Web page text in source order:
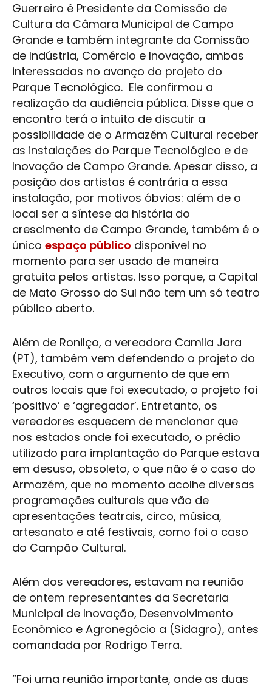
Guerreiro é Presidente da Comissão de
Cultura da Câmara Municipal de Campo
Grande e também integrante da Comissão
de Indústria, Comércio e Inovação, ambas
interessadas no avanço do projeto do
Parque Tecnológico. Ele confirmou a
realização da audiência pública. Disse que o
encontro terá o intuito de discutir a
possibilidade de o Armazém Cultural receber
as instalações do Parque Tecnológico e de
Inovação de Campo Grande. Apesar disso, a
posição dos artistas é contrária a essa
instalação, por motivos óbvios: além de o
local ser a síntese da história do
crescimento de Campo Grande, também é o
único espaço público disponível no
momento para ser usado de maneira
gratuita pelos artistas. Isso porque, a Capital
de Mato Grosso do Sul não tem um só teatro
público aberto.
Além de Ronilço, a vereadora Camila Jara
(PT), também vem defendendo o projeto do
Executivo, com o argumento de que em
outros locais que foi executado, o projeto foi
‘positivo’ e ‘agregador’. Entretanto, os
vereadores esquecem de mencionar que
nos estados onde foi executado, o prédio
utilizado para implantação do Parque estava
em desuso, obsoleto, o que não é o caso do
Armazém, que no momento acolhe diversas
programações culturais que vão de
apresentações teatrais, circo, música,
artesanato e até festivais, como foi o caso
do Campão Cultural.
Além dos vereadores, estavam na reunião
de ontem representantes da Secretaria
Municipal de Inovação, Desenvolvimento
Econômico e Agronegócio a (Sidagro), antes
comandada por Rodrigo Terra.
“Foi uma reunião importante, onde as duas